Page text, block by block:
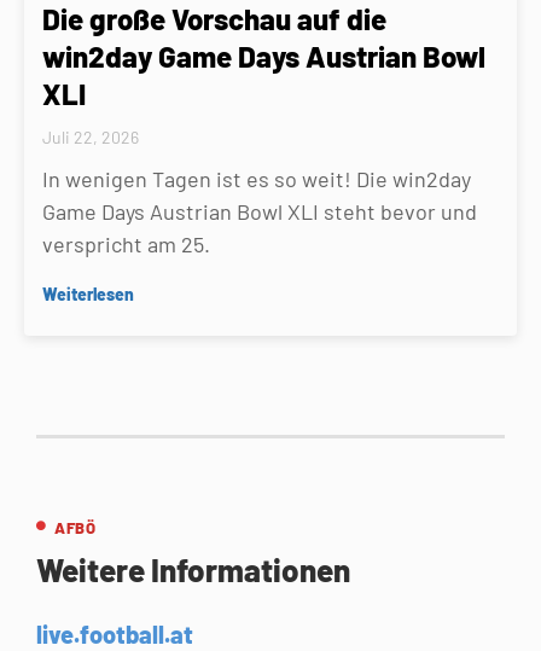
Die große Vorschau auf die
win2day Game Days Austrian Bowl
XLI
Juli 22, 2026
In wenigen Tagen ist es so weit! Die win2day
Game Days Austrian Bowl XLI steht bevor und
verspricht am 25.
Weiterlesen
AFBÖ
Weitere Informationen
live.football.at